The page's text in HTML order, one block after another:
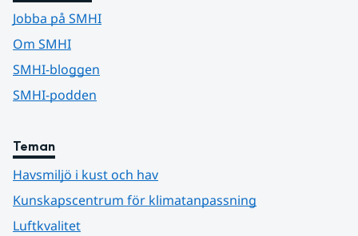
Jobba på SMHI
Om SMHI
SMHI-bloggen
SMHI-podden
Teman
Havsmiljö i kust och hav
Kunskapscentrum för klimatanpassning
Luftkvalitet